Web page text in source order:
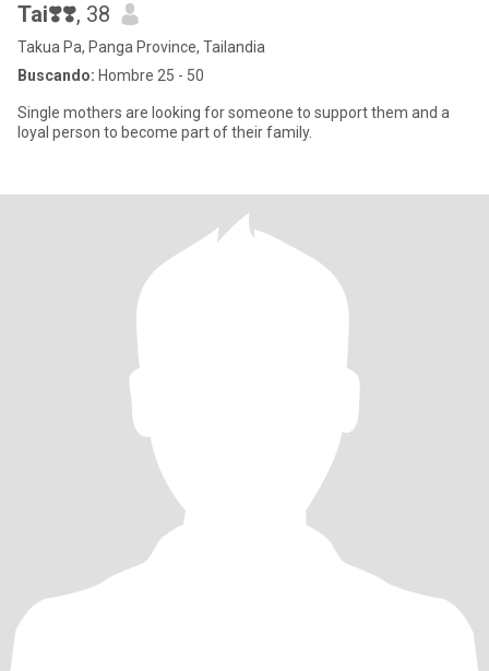
Tai❣️❣️, 38
Takua Pa, Panga Province, Tailandia
Buscando: Hombre 25 - 50
Single mothers are looking for someone to support them and a
loyal person to become part of their family.